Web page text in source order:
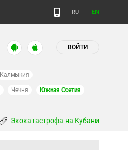
RU EN
ВОЙТИ
Калмыкия
Чечня Южная Осетия
Экокатастрофа на Кубани